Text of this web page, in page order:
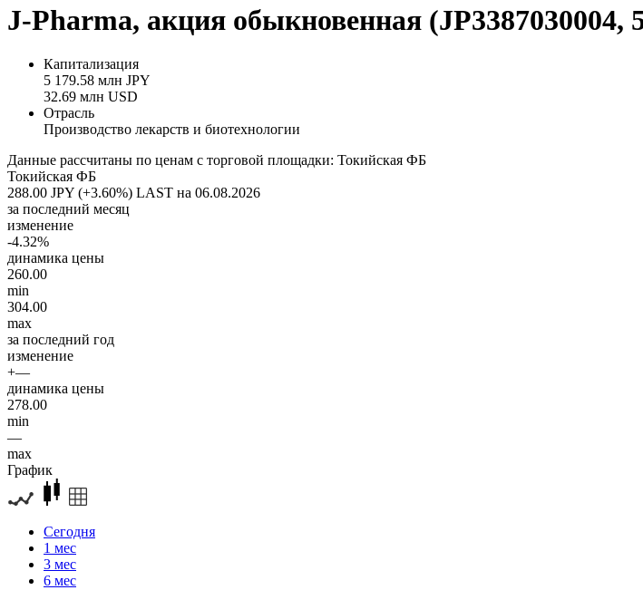
J-Pharma, акция обыкновенная (JP3387030004,
Капитализация
5 179.58 млн JPY
32.69 млн USD
Отрасль
Производство лекарств и биотехнологии
Данные рассчитаны по ценам с торговой площадки: Токийская ФБ
Токийская ФБ
288.00 JPY (+3.60%) LAST на 06.08.2026
за последний месяц
изменение
-4.32%
динамика цены
260.00
min
304.00
max
за последний год
изменение
+—
динамика цены
278.00
min
—
max
График
Сегодня
1 мес
3 мес
6 мес